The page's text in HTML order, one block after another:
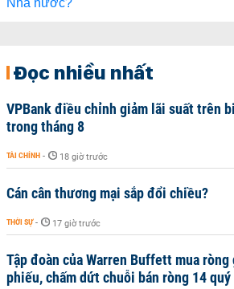
Đọc nhiều nhất
VPBank điều chỉnh giảm lãi suất trên
trong tháng 8
TÀI CHÍNH - 18 giờ trước
Cán cân thương mại sắp đổi chiều?
THỜI SỰ - 17 giờ trước
Tập đoàn của Warren Buffett mua ròng
phiếu, chấm dứt chuỗi bán ròng 14 quý